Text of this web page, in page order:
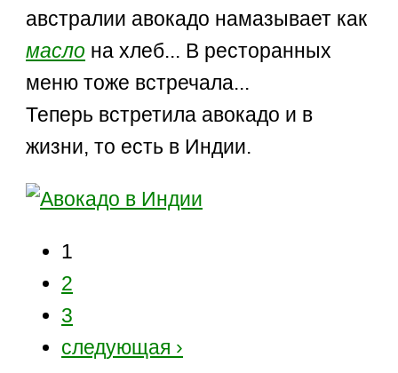
австралии авокадо намазывает как
масло на хлеб... В ресторанных
меню тоже встречала...
Теперь встретила авокадо и в
жизни, то есть в Индии.
1
2
3
следующая ›